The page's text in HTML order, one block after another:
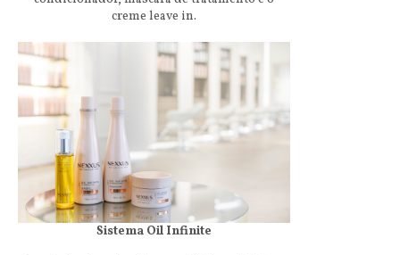
creme leave in.
Sistema Oil Infinite